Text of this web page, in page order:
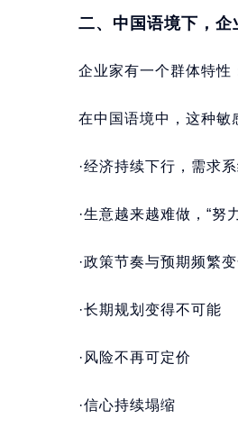
二、中国语境下，企
企业家有一个群体特性
在中国语境中，这种敏
·经济持续下行，需求
·生意越来越难做，“努
·政策节奏与预期频繁
·长期规划变得不可能
·风险不再可定价
·信心持续塌缩